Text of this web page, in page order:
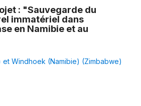
: "Sauvegarde du
immatériel dans
en Namibie et au
et Windhoek (Namibie) (Zimbabwe)